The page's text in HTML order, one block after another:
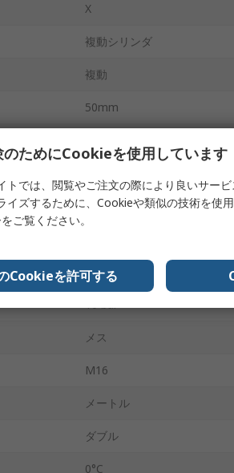
X
複動シリンダ
複動
50mm
ステンレス鋼
393mm
10 bar
メス
M16
メートル
ダブル
0°C
のためにCookieを使用しています
トでは、閲覧やご注文の際により良いサー
イズするために、Cookieや類似の技術を使
ご覧ください。
Cookieを許可する